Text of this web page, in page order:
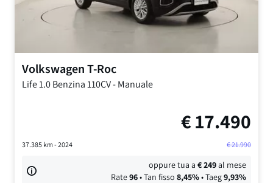
VolkswagenT-Roc
Life1.0 Benzina 110CV-Manuale
€17.490
37.385km - 2024 €21.990
oppure tua a€249al mese
Rate96• Tan fisso 8,45%• Taeg9,93%